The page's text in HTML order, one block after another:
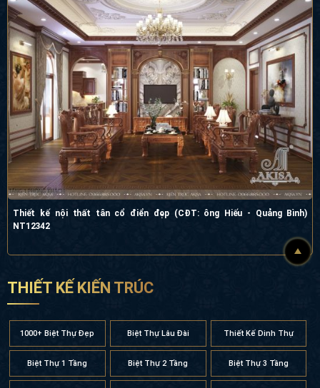
Thiết kế nội thất tân cổ điển đẹp (CĐT: ông Hiếu - Quảng Bình)
NT12342
THIẾT KẾ KIẾN TRÚC
1000+ Biệt Thự Đẹp Biệt Thự Lâu Đài Thiết Kế Dinh Thự
Biệt Thự 1 Tầng Biệt Thự 2 Tầng Biệt Thự 3 Tầng